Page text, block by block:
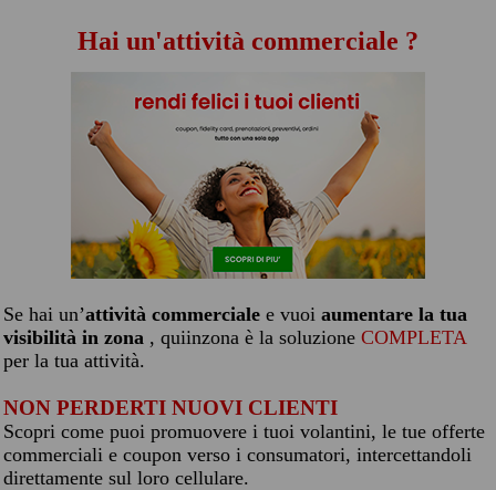
Hai un'attività commerciale ?
Se hai un’attività commerciale e vuoi aumentare la tua
visibilità in zona , quiinzona è la soluzione COMPLETA
per la tua attività.
NON PERDERTI NUOVI CLIENTI
Scopri come puoi promuovere i tuoi volantini, le tue offerte
commerciali e coupon verso i consumatori, intercettandoli
direttamente sul loro cellulare.